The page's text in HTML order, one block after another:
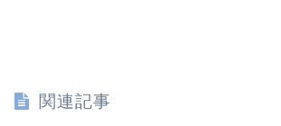
関連記事